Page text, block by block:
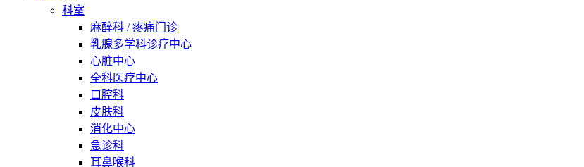
科室
麻醉科 / 疼痛门诊
乳腺多学科诊疗中心
心脏中心
全科医疗中心
口腔科
皮肤科
消化中心
急诊科
耳鼻喉科